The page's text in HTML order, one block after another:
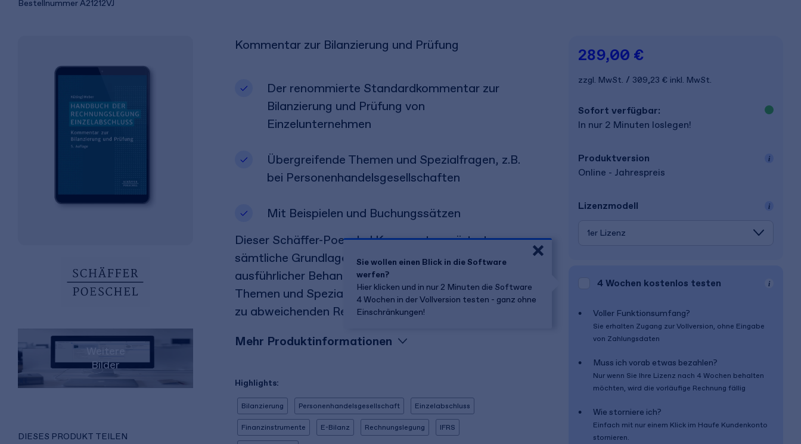
BestellnummerA21212VJ
Weitere
Bilder
DIESES PRODUKT TEILEN
Kommentar zur Bilanzierung und Prüfung
Der renommierte Standardkommentar zur
Bilanzierung und Prüfung von
Einzelunternehmen
Übergreifende Themen und Spezialfragen, z.B.
bei Personenhandelsgesellschaften
Mit Beispielen und Buchungssätzen
Dieser Schäffer-Poeschel Kommentar erörtert
sämtliche Grundlagen des Einzelabschlusses mit
ausführlicher Behandlung von übergreifenden
Themen und Spezialfragen - inklusive Erläuterungen
zu abweichenden Regelungen nach IFRS.
Mehr Produktinformationen
Highlights:
Bilanzierung Personenhandelsgesellschaft Einzelabschluss
Finanzinstrumente E-Bilanz Rechnungslegung IFRS
289,00 €
zzgl. MwSt. 309,23 € inkl. MwSt.
Sofort verfügbar:
In nur 2 Minuten loslegen!
Produkt­version
Online - Jahrespreis
Lizenz­modell
4 Wochen kostenlos testen
Voller Funktionsumfang?
Sie erhalten Zugang zur Vollversion, ohne Eingabe
von Zahlungsdaten
Muss ich vorab etwas bezahlen?
Nur wenn Sie Ihre Lizenz nach 4 Wochen behalten
möchten, wird die vorläufige Rechnung fällig
Wie storniere ich?
Einfach mit nur einem Klick im Haufe Kundenkonto
stornieren.
Sie wollen einen Blick in die Software
werfen?
Hier klicken und in nur 2 Minuten die Software
4 Wochen in der Vollversion testen - ganz ohne
Einschränkungen!